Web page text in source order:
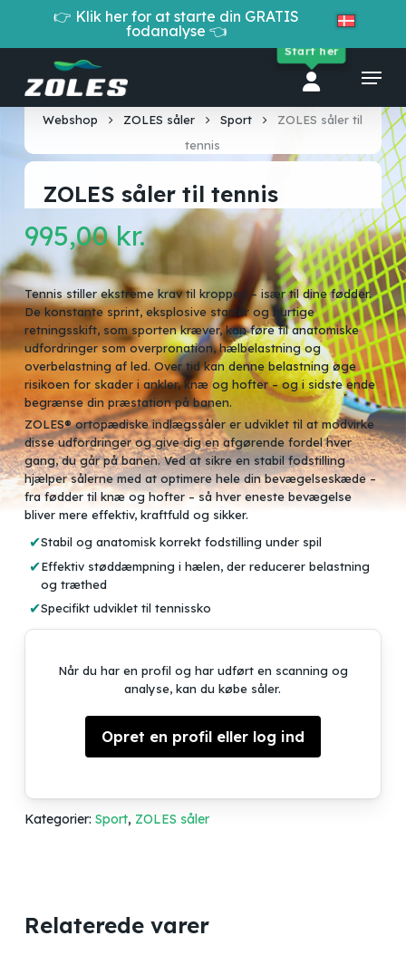
👉 Klik her for at starte din GRATIS
fodanalyse 👈
Start her
Menu
Cart
Webshop ZOLES såler Sport
ZOLES såler til
tennis
ZOLES såler til tennis
995,00kr.
Tennis stiller ekstreme krav til kroppen – især til dine fødder.
De konstante sprint, eksplosive starter og hurtige
retningsskift, som sporten kræver, kan føre til anatomiske
udfordringer som overpronation, hælbelastning og
overbelastning af led. Over tid kan denne belastning øge
risikoen for skader i ankler, knæ og hofter – og i sidste ende
begrænse din præstation på banen.
ZOLES® ortopædiske indlægssåler er udviklet til at modvirke
disse udfordringer og give dig en afgørende fordel hver
gang, du går på banen. Ved at sikre en stabil fodstilling
hjælper sålerne med at optimere hele din bevægelseskæde –
fra fødder til knæ og hofter – så hver eneste bevægelse
bliver mere effektiv, kraftfuld og sikker.
Stabil og anatomisk korrekt fodstilling under spil
Effektiv støddæmpning i hælen, der reducerer belastning
og træthed
Specifikt udviklet til tennissko
Når du har en profil og har udført en scanning og
analyse, kan du købe såler.
Opret en profil eller log ind
Kategorier: Sport, ZOLES såler
Relaterede varer
Menu